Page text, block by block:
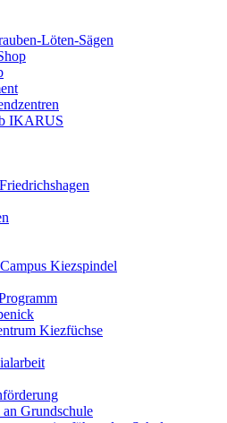
Löten-Sägen
IKARUS
Kiezspindel
Kiezfüchse
Grundschule